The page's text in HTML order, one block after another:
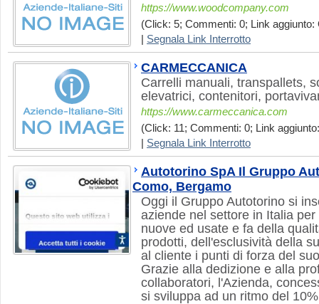
https://www.woodcompany.com
(Click: 5; Commenti: 0; Link aggiunto:
Segnala Link Interrotto
CARMECCANICA
Carrelli manuali, transpallets,
elevatrici, contenitori,
https://www.carmeccanica.com
(Click: 11; Commenti: 0; Link
Segnala Link Interrotto
Autotorino SpA Il Gruppo
Como, Bergamo
Oggi il Gruppo Autotorino si
aziende nel settore in Italia
nuove ed usate e fa della
prodotti, dell'esclusività della
al cliente i punti di forza del
Grazie alla dedizione e alla
collaboratori, l'Azienda,
si sviluppa ad un ritmo del